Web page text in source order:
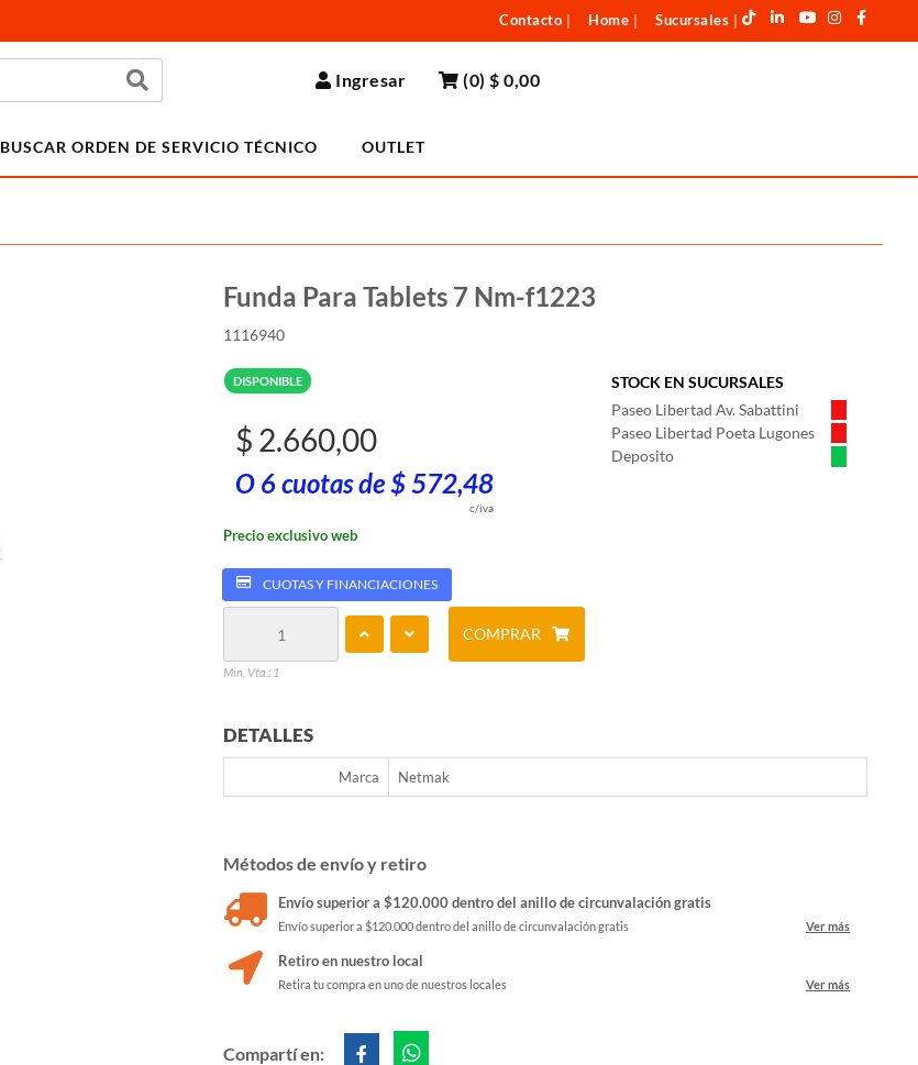
Contacto Home Sucursales
Ingresar (0)$ 0,00
BUSCAR ORDEN DE SERVICIO TÉCNICO OUTLET
Funda Para Tablets 7 Nm-f1223
1116940
DISPONIBLE
STOCK EN SUCURSALES
Paseo Libertad Av. Sabattini
Paseo Libertad Poeta Lugones
Deposito
$ 2.660,00
O 6 cuotas de $ 572,48
c/iva
Precio exclusivo web
CUOTAS Y FINANCIACIONES
Min. Vta.: 1
COMPRAR
DETALLES
Marca Netmak
Métodos de envío y retiro
Envío superior a $120.000 dentro del anillo de circunvalación gratis
Envío superior a $120.000 dentro del anillo de circunvalación gratis Ver más
Retiro en nuestro local
Retira tu compra en uno de nuestros locales Ver más
Compartí en: